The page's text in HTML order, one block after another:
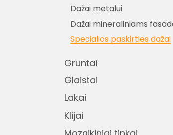
Dažai metalui
Dažai mineraliniams
Specialios paskirties dažai
Gruntai
Glaistai
Lakai
Klijai